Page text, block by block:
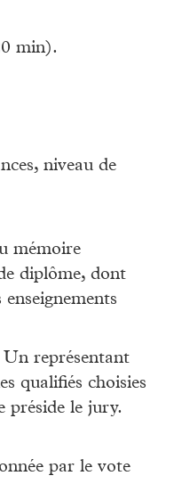
min).
niveau de
mémoire
diplôme, dont
représentant
qualifiés choisies
préside le jury.
par le vote